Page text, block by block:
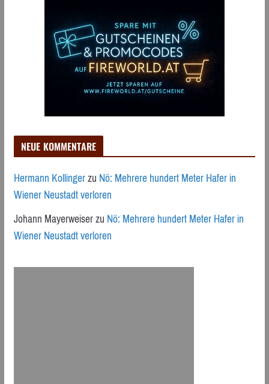
NEUE KOMMENTARE
Hermann KollingerzuNö: Mehrere hundert Meter Hafer in
Wiener Neustadt verloren
Johann MayerweiserzuNö: Mehrere hundert Meter Hafer in
Wiener Neustadt verloren